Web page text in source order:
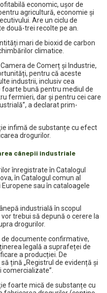
economic, ușor de
agricultură, economie și
Are un ciclu de
două-trei recolte pe an.
mari de bioxid de carbon
climatice.
de Comerț și Industrie,
pentru că aceste
industrii, inclusiv cea
bună pentru mediul de
fermieri, dar și pentru cei care
a declarat prim-
infimă de substanțe cu efect
drogurilor.
cânepii industriale
înregistrate în Catalogul
în Catalogul comun al
sau în cataloagele
industrială în scopul
trebui să depună o cerere la
drogurilor.
de documente confirmative,
legală a suprafeței de
a producției. De
țină „Registrul de evidență și
foarte mică de substanțe cu